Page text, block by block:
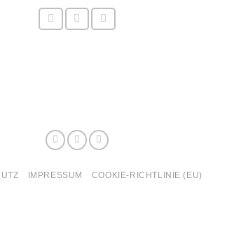
IMPRESSUM COOKIE-RICHTLINIE (EU)